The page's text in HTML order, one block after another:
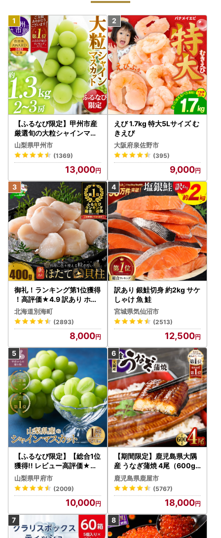
【ふるなび限定】甲州市産
厳選旬の大粒シャインマス
カット 約1.3kg 2～3房【2
026年発送】（MG）B12-
472 FN-Limited-VO シャ
インマスカット フルーツ
山梨県甲州市
(1369)
13,000
えび 1.7kg 特大5Lサイズ む
きえび
大阪府泉佐野市
(395)
9,000
御礼！ランキング第1位獲得
！高評価★4.9 訳あり ホタ
テ 400g（ほたて 帆立 貝柱
冷凍 ）
北海道別海町
(2893)
8,000
訳あり 銀鮭切身 約2kg サケ
しゃけ 魚 鮭
宮城県気仙沼市
(2513)
12,500
【ふるなび限定】【総合1位
獲得!! レビュー高評価★】
〈2026年度配送分〉山梨
県産 シャインマスカット 2
～3房（1.0kg以上）シャイ
ン フルーツ FN-Limited-S
P
山梨県甲府市
(2009)
10,000
【期間限定】鹿児島県大隅
産 うなぎ蒲焼 4尾（600g
） KN007-004-04-cp18
うなぎ 鰻 魚 惣菜 総菜
鹿児島県鹿屋市
(5767)
18,000